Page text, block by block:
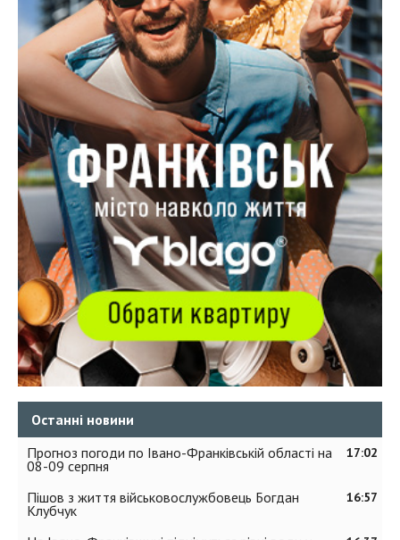
Останні новини
17:02
Прогноз погоди по Івано-Франківській області на
08-09 серпня
16:57
Пішов з життя військовослужбовець Богдан
Клубчук